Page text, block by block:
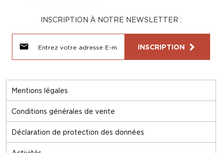
Mentions légales
Conditions générales de vente
Déclaration de protection des données
INSCRIPTION À NOTRE NEWSLETTER :
INSCRIPTION